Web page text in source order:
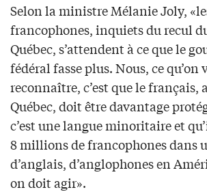
Selon la ministre Mélanie Joly,
francophones, inquiets du recul
Québec, s’attendent à ce que le
fédéral fasse plus. Nous, ce qu’on
reconnaître, c’est que le français,
Québec, doit être davantage
c’est une langue minoritaire et
8 millions de francophones dans
d’anglais, d’anglophones en
on doit agir».